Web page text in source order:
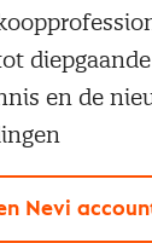
diepgaande
en de
Nevi